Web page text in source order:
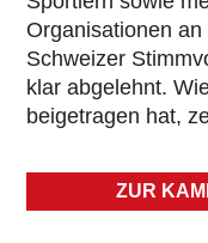
Organisationen
Schweizer
klar abgelehnt.
beigetragen hat,
ZUR